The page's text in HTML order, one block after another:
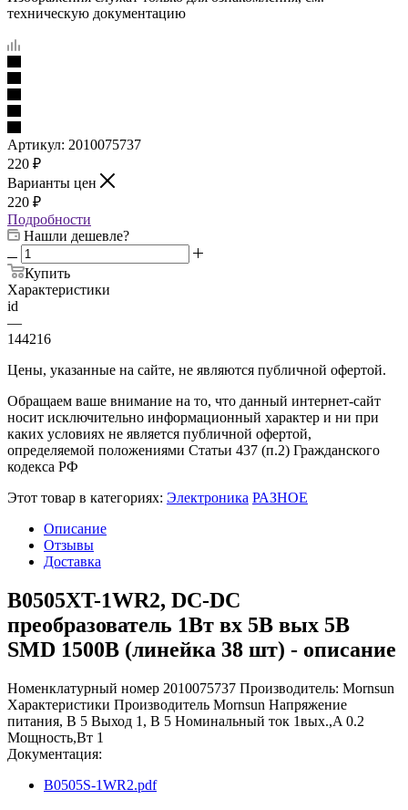
техническую документацию
Артикул: 2010075737
220 ₽
Варианты цен
220 ₽
Подробности
Нашли дешевле?
Купить
Характеристики
id
—
144216
Цены, указанные на сайте, не являются публичной офертой.
Обращаем ваше внимание на то, что данный интернет-сайт
носит исключительно информационный характер и ни при
каких условиях не является публичной офертой,
определяемой положениями Статьи 437 (п.2) Гражданского
кодекса РФ
Этот товар в категориях: Электроника РАЗНОЕ
Описание
Отзывы
Доставка
B0505XT-1WR2, DC-DC
преобразователь 1Вт вх 5В вых 5В
SMD 1500В (линейка 38 шт) - описание
Номенклатурный номер 2010075737 Производитель: Mornsun
Характеристики Производитель Mornsun Напряжение
питания, В 5 Выход 1, В 5 Номинальный ток 1вых.,A 0.2
Мощность,Вт 1
Документация:
B0505S-1WR2.pdf